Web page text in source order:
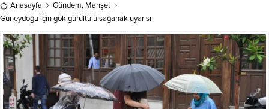
Anasayfa Gündem, Manşet
Güneydoğu için gök gürültülü sağanak uyarısı